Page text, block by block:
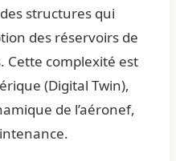
structures qui
des réservoirs de
Cette complexité est
(Digital Twin),
de l’aéronef,